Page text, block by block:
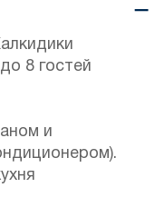
8 гостей
и